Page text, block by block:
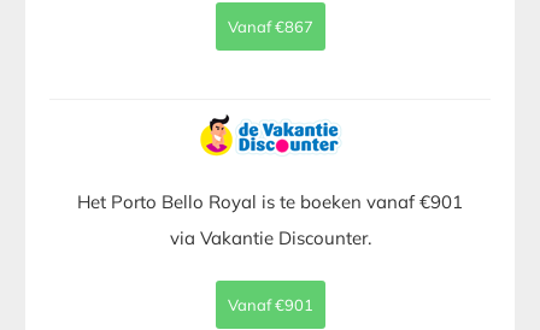
Vanaf €867
Het Porto Bello Royal is te boeken vanaf €901
via Vakantie Discounter.
Vanaf €901